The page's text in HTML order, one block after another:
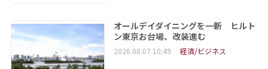
オールデイダイニングを一新 ヒルト
ン東京お台場、改装進む
2026.08.07 10:49 経済/ビジネス